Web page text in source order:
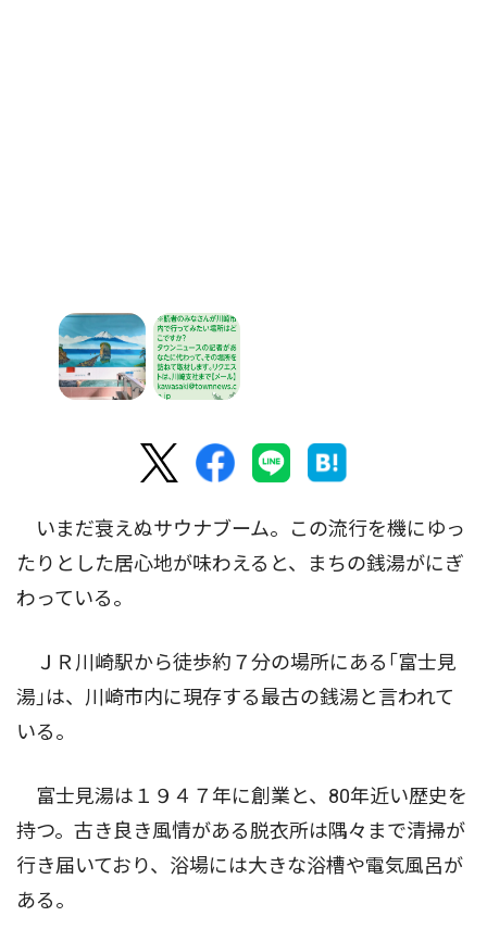
いまだ衰えぬサウナブーム。この流行を機にゆっ
たりとした居心地が味わえると、まちの銭湯がにぎ
わっている。
ＪＲ川崎駅から徒歩約７分の場所にある｢富士見
湯｣は、川崎市内に現存する最古の銭湯と言われて
いる。
富士見湯は１９４７年に創業と、80年近い歴史を
持つ。古き良き風情がある脱衣所は隅々まで清掃が
行き届いており、浴場には大きな浴槽や電気風呂が
ある。